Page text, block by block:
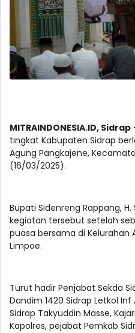
MITRAINDONESIA.ID, Sidrap
tingkat Kabupaten Sidrap
Agung Pangkajene,
(16/03/2025).
Bupati Sidenreng Rappang,
kegiatan tersebut setelah
puasa bersama di Kelurahan
Limpoe.
Turut hadir Penjabat Sekda
Dandim 1420 Sidrap Letkol Inf
Sidrap Takyuddin Masse,
Kapolres, pejabat Pemkab